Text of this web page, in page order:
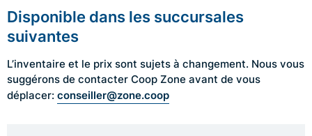
Disponible dans les succursales
suivantes
L’inventaire et le prix sont sujets à changement. Nous vous
suggérons de contacter Coop Zone avant de vous
déplacer: conseiller@zone.coop